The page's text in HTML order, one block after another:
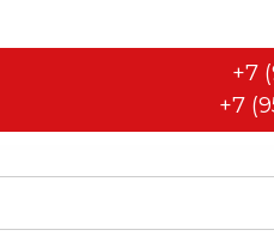
+7
+7